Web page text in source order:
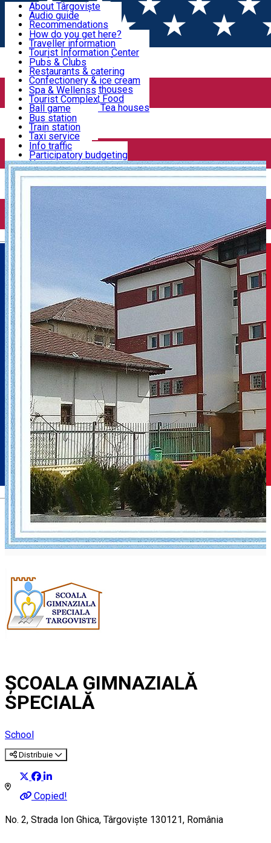
English
Română
Useful information!
Accommodation & Food
Activities
Transportation & Parking
We keep you informed!
About Târgoviște
Audio guide
Recommendations
Parks & Zoo
Church & monasteries
Art & culture
Event organizers
Legends and stories
Târgoviște in pictures
How do you get here?
Traveller information
Tourist Information Center
Useful information for locals
Community
Pubs & Clubs
Restaurants & catering
Confectionery & ice cream
Hotels and guesthouses
Pizzerias & Fast Food
Coffee places & Tea houses
Spa & Wellenss
Tourist Complex
Ball game
Swimming
Sport clubs
Playgrounds
Bus station
Train station
Taxi service
Rent a car
Car wash
Parking places
Info traffic
Participatory budgeting
News
Events
Home School ȘCOALA GIMNAZIALĂ SPECIALĂ
ȘCOALA GIMNAZIALĂ
SPECIALĂ
School
Distribuie
Copied!
No. 2, Strada Ion Ghica, Târgoviște 130121, România